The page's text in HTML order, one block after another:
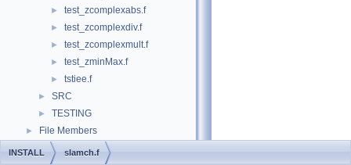
► test_zcomplexabs.f
► test_zcomplexdiv.f
► test_zcomplexmult.f
► test_zminMax.f
► tstiee.f
► SRC
► TESTING
► File Members
INSTALL slamch.f